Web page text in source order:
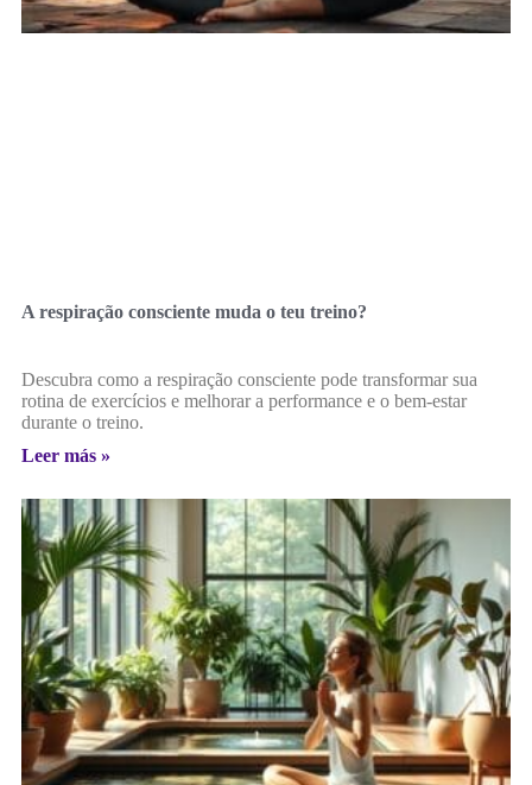
A respiração consciente muda o teu treino?
Descubra como a respiração consciente pode transformar sua
rotina de exercícios e melhorar a performance e o bem-estar
durante o treino.
Leer más »